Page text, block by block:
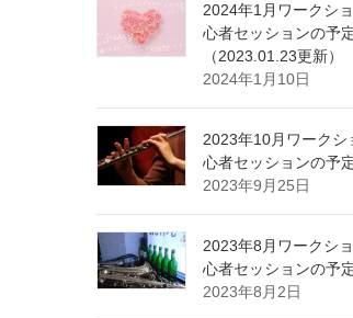
2024年1月ワークシ
心者セッションの予
（2023.01.23更新）
2024年1月10日
2023年10月ワークシ
心者セッションの予
2023年9月25日
2023年8月ワークシ
心者セッションの予
2023年8月2日